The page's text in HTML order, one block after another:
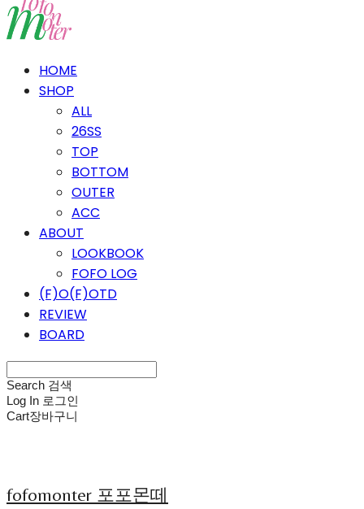
HOME
SHOP
ALL
26SS
TOP
BOTTOM
OUTER
ACC
ABOUT
LOOKBOOK
FOFO LOG
(F)O(F)OTD
REVIEW
BOARD
Search 검색
Log In 로그인
Cart장바구니
fofomonter 포포몬떼